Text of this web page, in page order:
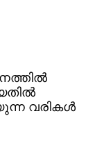
വരികള്‍